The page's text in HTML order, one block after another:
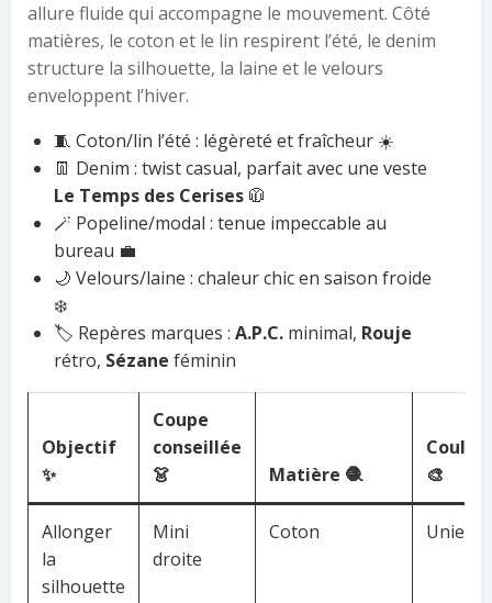
allure fluide qui accompagne le mouvement. Côté
matières, le coton et le lin respirent l’été, le denim
structure la silhouette, la laine et le velours
enveloppent l’hiver.
🧵 Coton/lin l’été : légèreté et fraîcheur ☀️
👖 Denim : twist casual, parfait avec une veste
Le Temps des Cerises 🧥
🪄 Popeline/modal : tenue impeccable au
bureau 💼
🌙 Velours/laine : chaleur chic en saison froide
❄️
🏷️ Repères marques : A.P.C. minimal, Rouje
rétro, Sézane féminin
Objectif
✨
Coupe
conseillée
👗
Matière 🧶
🎨
Allonger
la
silhouette
Mini
droite
Coton Unie